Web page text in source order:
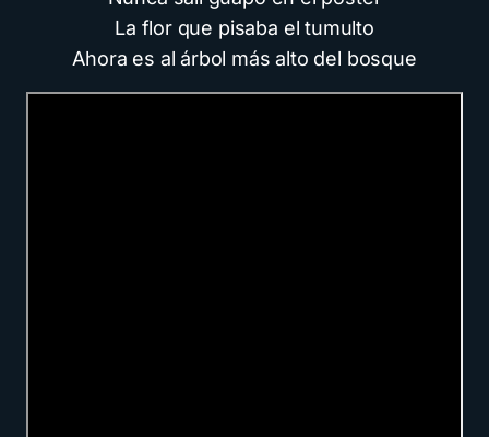
La flor que pisaba el tumulto
Ahora es al árbol más alto del bosque